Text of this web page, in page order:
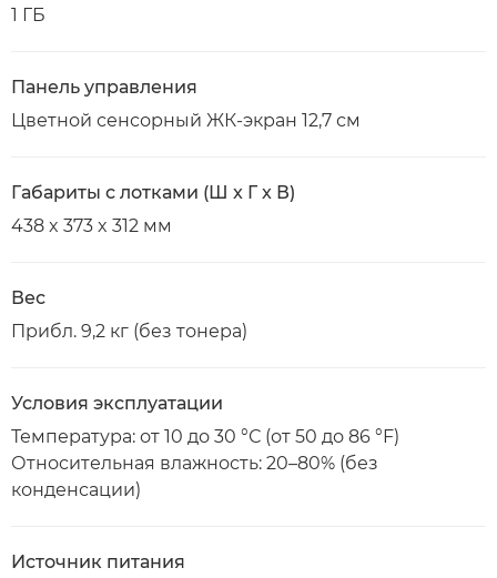
1 ГБ
Панель управления
Цветной сенсорный ЖК-экран 12,7 см
Габариты с лотками (Ш x Г x В)
438 x 373 x 312 мм
Вес
Прибл. 9,2 кг (без тонера)
Условия эксплуатации
Температура: от 10 до 30 °С (от 50 до 86 °F)
Относительная влажность: 20–80% (без
конденсации)
Источник питания